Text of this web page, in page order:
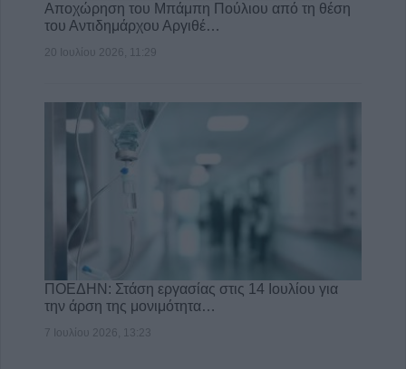
Αποχώρηση του Μπάμπη Πούλιου από τη θέση
του Αντιδημάρχου Αργιθέ…
20 Ιουλίου 2026, 11:29
ΠΟΕΔΗΝ: Στάση εργασίας στις 14 Ιουλίου για
την άρση της μονιμότητα…
7 Ιουλίου 2026, 13:23